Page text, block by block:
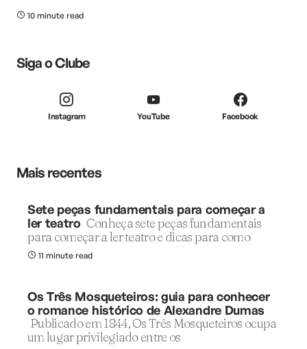
10 minute read
Siga o Clube
Instagram YouTube Facebook
Mais recentes
Sete peças fundamentais para começar a
ler teatro Conheça sete peças fundamentais
para começar a ler teatro e dicas para como
11 minute read
Os Três Mosqueteiros: guia para conhecer
o romance histórico de Alexandre Dumas
Publicado em 1844, Os Três Mosqueteiros ocupa
um lugar privilegiado entre os